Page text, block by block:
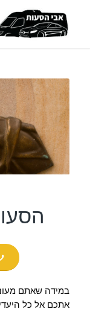
במידה שאתם
אתכם אל כל